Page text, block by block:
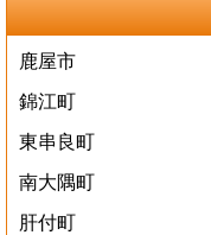
鹿屋市
錦江町
東串良町
南大隅町
肝付町